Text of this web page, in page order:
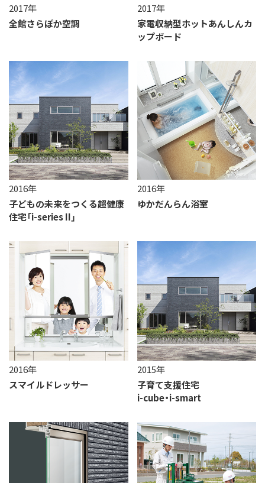
2017年
全館さらぽか空調
2017年
家電収納型ホットあんしんカ
ップボード
2016年
子どもの未来をつくる超健康
住宅「i-series II」
2016年
ゆかだんらん浴室
2016年
スマイルドレッサー
2015年
子育て支援住宅
i-cube・i-smart